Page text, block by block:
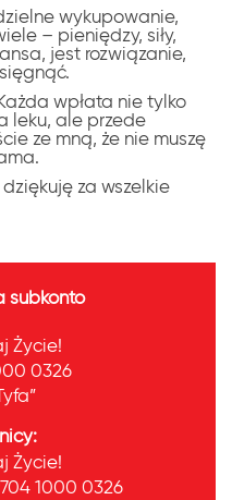
wykupowanie,
– pieniędzy, siły,
jest rozwiązanie,
wpłata nie tylko
leku, ale przede
ze mną, że nie muszę
za wszelkie
subkonto
Życie!
0326
Życie!
1000 0326